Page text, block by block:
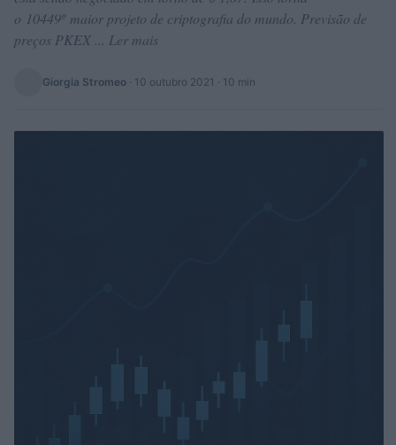
o 10449º maior projeto de criptografia do mundo. Previsão de
preços PKEX ... Ler mais
Giorgia Stromeo · 10 outubro 2021 · 10 min